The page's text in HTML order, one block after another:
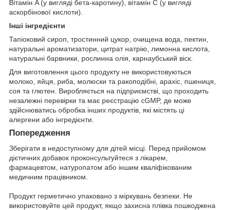
Вітамін A (у вигляді бета-каротину), вітамін C (у вигляді
аскорбінової кислоти).
Інші інгредієнти
Тапіоковий сироп, тростинний цукор, очищена вода, пектин,
натуральні ароматизатори, цитрат натрію, лимонна кислота,
натуральні барвники, рослинна олія, карнаубський віск.
Для виготовлення цього продукту не використовуються
молоко, яйця, риба, молюски та ракоподібні, арахіс, пшениця,
соя та глютен. Виробляється на підприємстві, що проходить
незалежні перевірки та має реєстрацію cGMP, де може
здійснюватись обробка інших продуктів, які містять ці
алергени або інгредієнти.
Попередження
Зберігати в недоступному для дітей місці. Перед прийомом
дієтичних добавок проконсультуйтеся з лікарем,
фармацевтом, натуропатом або іншим кваліфікованим
медичним працівником.
Продукт герметично упаковано з міркувань безпеки. Не
використовуйте цей продукт, якщо захисна плівка пошкоджена